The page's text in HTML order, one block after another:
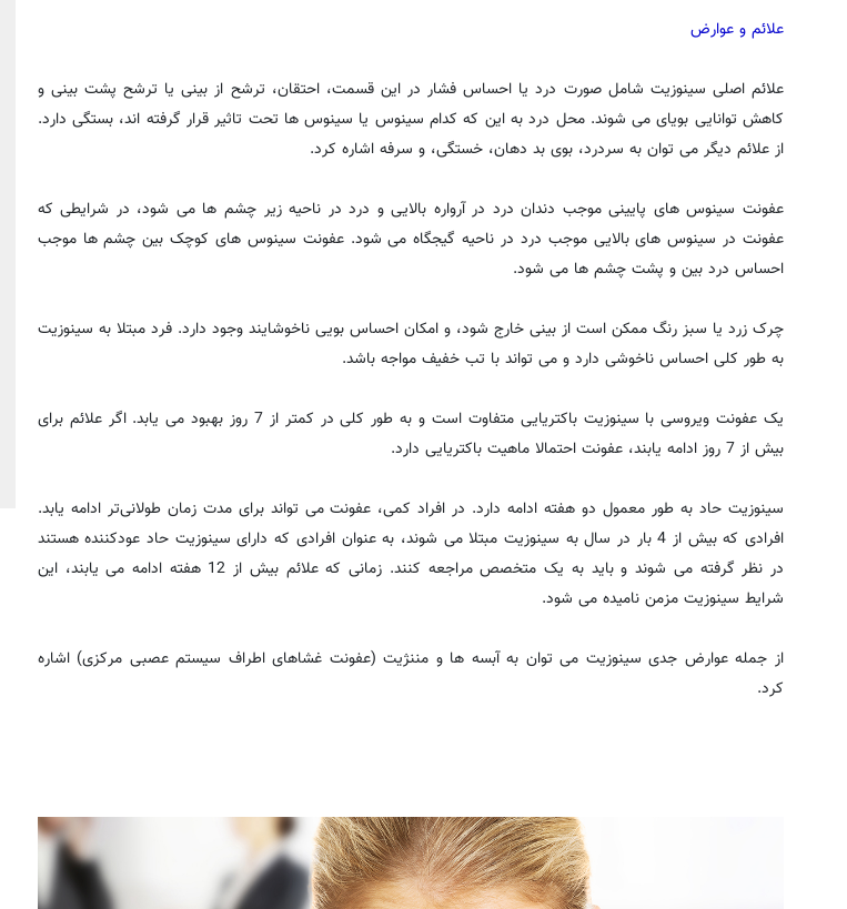
علائم و عوارض
علائم اصلی سینوزیت شامل صورت درد یا احساس فشار در این قسمت، احتقان، ترشح از بینی یا ترشح پشت بینی و
کاهش توانایی بویای می شوند. محل درد به این که کدام سینوس یا سینوس ها تحت تاثیر قرار گرفته اند، بستگی دارد.
از علائم دیگر می توان به سردرد، بوی بد دهان، خستگی، و سرفه اشاره کرد.
عفونت سینوس های پایینی موجب دندان درد در آرواره بالایی و درد در ناحیه زیر چشم ها می شود، در شرایطی که
عفونت در سینوس های بالایی موجب درد در ناحیه گیجگاه می شود. عفونت سینوس های کوچک بین چشم ها موجب
احساس درد بین و پشت چشم ها می شود.
چرک زرد یا سبز رنگ ممکن است از بینی خارج شود، و امکان احساس بویی ناخوشایند وجود دارد. فرد مبتلا به سینوزیت
به طور کلی احساس ناخوشی دارد و می تواند با تب خفیف مواجه باشد.
یک عفونت ویروسی با سینوزیت باکتریایی متفاوت است و به طور کلی در کمتر از 7 روز بهبود می یابد. اگر علائم برای
بیش از 7 روز ادامه یابند، عفونت احتمالا ماهیت باکتریایی دارد.
سینوزیت حاد به طور معمول دو هفته ادامه دارد. در افراد کمی، عفونت می تواند برای مدت زمان طولانی‌تر ادامه یابد.
افرادی که بیش از 4 بار در سال به سینوزیت مبتلا می شوند، به عنوان افرادی که دارای سینوزیت حاد عودکننده هستند
در نظر گرفته می شوند و باید به یک متخصص مراجعه کنند. زمانی که علائم بیش از 12 هفته ادامه می یابند، این
شرایط سینوزیت مزمن نامیده می شود.
از جمله عوارض جدی سینوزیت می توان به آبسه ها و مننژیت (عفونت غشاهای اطراف سیستم عصبی مرکزی) اشاره
کرد.